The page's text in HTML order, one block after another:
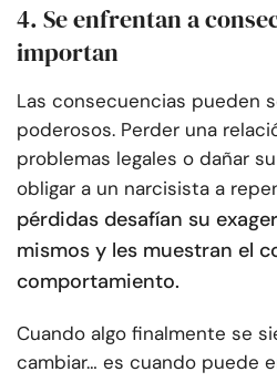
4. Se enfrentan a
importan
Las consecuencias pueden
poderosos. Perder una
problemas legales o dañar
obligar a un narcisista a
pérdidas desafían su
mismos y les muestran el
comportamiento.
Cuando algo finalmente se
cambiar… es cuando puede